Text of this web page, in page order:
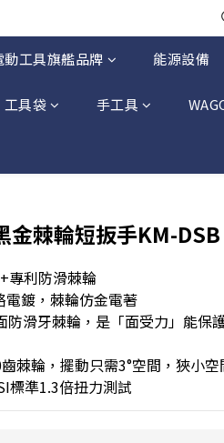
動工具旗艦品牌 能源設備
工具袋 手工具
金棘輪短扳手KM-DSB
專利防滑棘輪
電鍍，棘輪仿金電著
防滑牙棘輪，是「面受力」能保
棘輪，擺動只需3°空間，狹小
標準1.3倍扭力測試